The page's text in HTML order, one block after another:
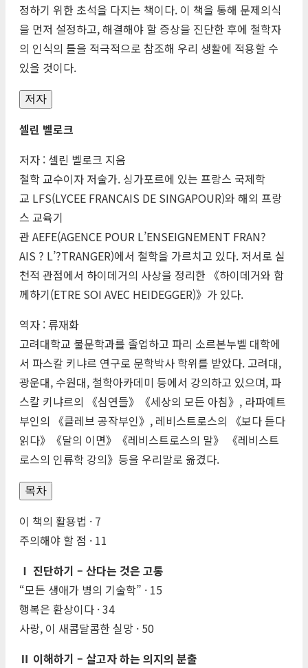
정하기 위한 초석을 다지는 책이다. 이 책을 통해 문제의식
을 먼저 설정하고, 해결해야 할 증상을 진단한 후에 철학자
의 인식의 틀을 적극적으로 참조해 우리 생활에 적용할 수
있을 것이다.
저자
셀린 벨로크
저자 : 셀린 벨로크 지음
철학 교수이자 저술가. 싱가포르에 있는 프랑스 국제학
교 LFS(LYCEE FRANCAIS DE SINGAPOUR)와 해외 프랑
스 교육기
관 AEFE(AGENCE POUR L’ENSEIGNEMENT FRAN?
AIS ? L’?TRANGER)에서 철학을 가르치고 있다. 저서로 실
천적 관점에서 하이데거의 사상을 정리한 《하이데거와 함
께하기(ETRE SOI AVEC HEIDEGGER)》가 있다.
역자 : 류재화
고려대학교 불문학과를 졸업하고 파리 소르본누벨 대학에
서 파스칼 키냐르 연구로 문학박사 학위를 받았다. 고려대,
광운대, 수원대, 철학아카데미 등에서 강의하고 있으며, 파
스칼 키냐르의 《심연들》《세상의 모든 아침》, 라파예트
부인의 《클레브 공작부인》, 레비스트로스의 《보다 듣다
읽다》《달의 이면》《레비스트로스의 말》 《레비스트
로스의 인류학 강의》등을 우리말로 옮겼다.
목차
이 책의 활용법 · 7
주의해야 할 점 · 11
Ⅰ 진단하기 – 산다는 것은 고통
“모든 생애가 병의 기술학” · 15
행복은 환상이다 · 34
사랑, 이 새콤달콤한 실망 · 50
Ⅱ 이해하기 – 살고자 하는 의지의 분출